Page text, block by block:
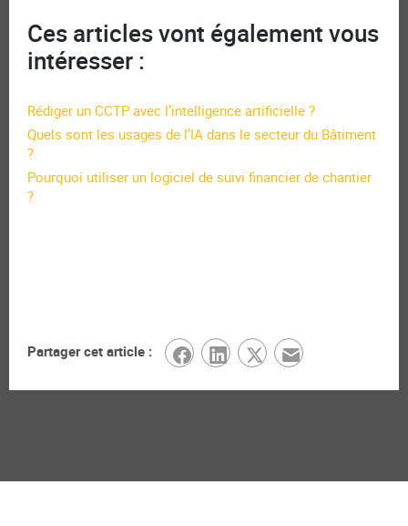
Ces articles vont également vous
intéresser :
Rédiger un CCTP avec l’intelligence artificielle ?
Quels sont les usages de l’IA dans le secteur du Bâtiment
?
Pourquoi utiliser un logiciel de suivi financier de chantier
?
Partager cet article :